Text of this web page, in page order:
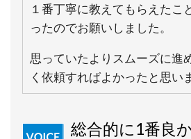
１番丁寧に教えてもらえたこ
ったのでお願いしました。
思っていたよりスムーズに進
く依頼すればよかったと思い
総合的に1番良